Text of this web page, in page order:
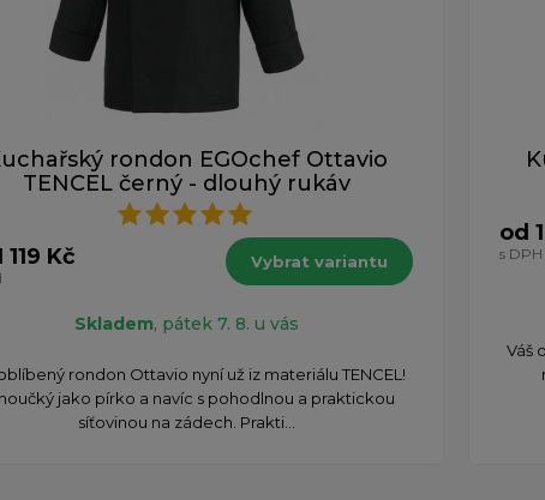
rondon EGOchef Ottavio
TENCEL černý - dlouhý rukáv
119 Kč Vybrat variantu
Skladem, pátek 7. 8. u vás
rondon Ottavio nyní už iz materiálu TENCEL!
jako pírko a navíc s pohodlnou a praktickou
síťovinou na zádech. Prakti...
od
s DPH
Váš